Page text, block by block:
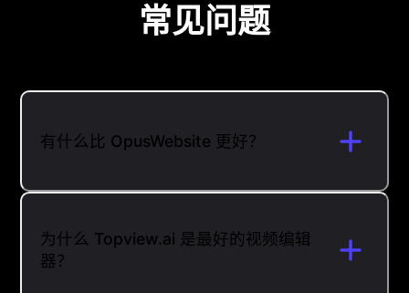
常见问题
有什么比 OpusWebsite 更好？
为什么 Topview.ai 是最好的视频编辑
器？